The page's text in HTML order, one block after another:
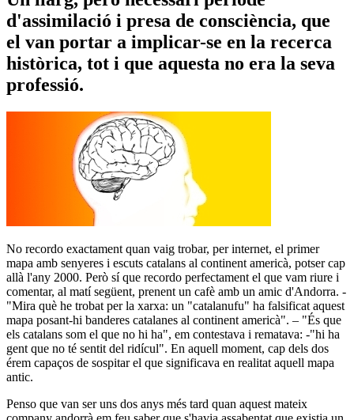
d'assimilació i presa de consciència, que
el van portar a implicar-se en la recerca
històrica, tot i que aquesta no era la seva
professió.
No recordo exactament quan vaig trobar, per internet, el primer
mapa amb senyeres i escuts catalans al continent americà, potser cap
allà l'any 2000. Però sí que recordo perfectament el que vam riure i
comentar, al matí següent, prenent un cafè amb un amic d'Andorra. -
"Mira què he trobat per la xarxa: un "catalanufu" ha falsificat aquest
mapa posant-hi banderes catalanes al continent americà". – "És que
els catalans som el que no hi ha", em contestava i rematava: -"hi ha
gent que no té sentit del ridícul". En aquell moment, cap dels dos
érem capaços de sospitar el que significava en realitat aquell mapa
antic.
Penso que van ser uns dos anys més tard quan aquest mateix